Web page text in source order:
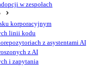
w zespołach
korporacyjnym
linii kodu
z asystentami AI
z AI
i zapytania